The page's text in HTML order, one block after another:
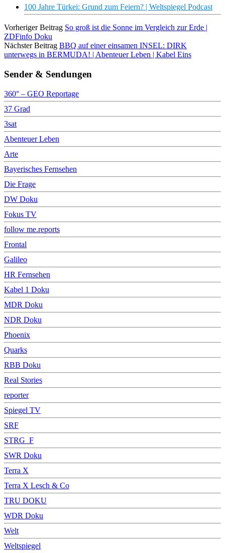
100 Jahre Türkei: Grund zum Feiern? | Weltspiegel Podcast
Vorheriger Beitrag So groß ist die Sonne im Vergleich zur Erde |
ZDFinfo Doku
Nächster Beitrag BBQ auf einer einsamen INSEL: DIRK
unterwegs in BERMUDA! | Abenteuer Leben | Kabel Eins
Sender & Sendungen
360° – GEO Reportage
37 Grad
3sat
Abenteuer Leben
Arte
Bayerisches Fernsehen
Die Frage
DW Doku
Fokus TV
follow me.reports
Frontal
Galileo
HR Fernsehen
Kabel 1 Doku
MDR Doku
NDR Doku
Phoenix
Quarks
RBB Doku
Real Stories
reporter
Spiegel TV
SRF
STRG_F
SWR Doku
Terra X
Terra X Lesch & Co
TRU DOKU
WDR Doku
Welt
Weltspiegel